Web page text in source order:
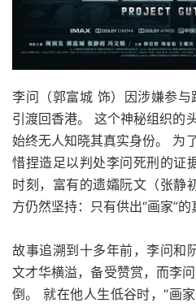
李问（郭富城 饰）因涉嫌参
引渡回香港。 这个神秘组织的
始终无人知晓其真实身份。 为
惜捏造足以判处李问死刑的证
时刻，富有的遗孀阮文（张静
方仍然坚持：只有供出“画家”的
故事追溯到十多年前，李问和
文才华横溢，备受赞赏，而李
倒。 就在他人生低谷时，“画